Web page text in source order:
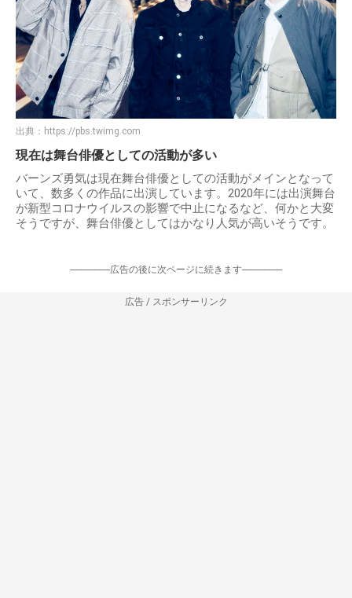
出典： https://pbs.twimg.com
現在は舞台俳優としての活動が多い
バーンズ勇気は現在舞台俳優としての活動がメインとなって
いて、数多くの作品に出演しています。2020年には出演舞台
が新型コロナウイルスの影響で中止になるなど、何かと大変
そうですが、舞台俳優としてはかなり人気が高いそうです。
-----------------広告の後に次ページに続きます-----------------
広告 / スポンサーリンク